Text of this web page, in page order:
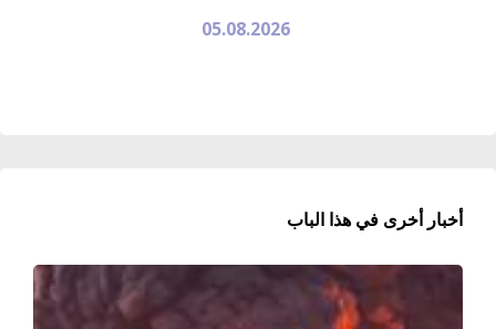
05.08.2026
أخبار أخرى في هذا الباب